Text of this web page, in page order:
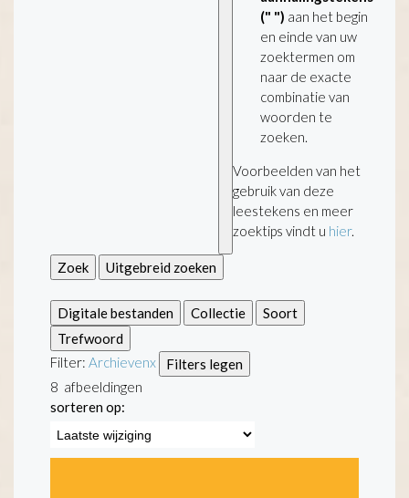
(" ") aan het begin
en einde van uw
zoektermen om
naar de exacte
combinatie van
woorden te
zoeken.
Voorbeelden van het
gebruik van deze
leestekens en meer
zoektips vindt u hier.
Zoek Uitgebreid zoeken
Digitale bestanden Collectie
Soort
Trefwoord
Filter: Archievenx
Filters legen
8 afbeeldingen
sorteren op: